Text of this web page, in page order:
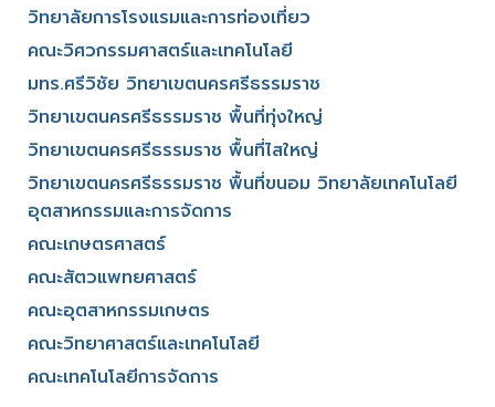
วิทยาลัยการโรงแรมและการท่องเที่ยว
คณะวิศวกรรมศาสตร์และเทคโนโลยี
มทร.ศรีวิชัย วิทยาเขตนครศรีธรรมราช
วิทยาเขตนครศรีธรรมราช พื้นที่ทุ่งใหญ่
วิทยาเขตนครศรีธรรมราช พื้นที่ไสใหญ่
วิทยาเขตนครศรีธรรมราช พื้นที่ขนอม วิทยาลัยเทคโนโลยี
อุตสาหกรรมและการจัดการ
คณะเกษตรศาสตร์
คณะสัตวแพทยศาสตร์
คณะอุตสาหกรรมเกษตร
คณะวิทยาศาสตร์และเทคโนโลยี
คณะเทคโนโลยีการจัดการ